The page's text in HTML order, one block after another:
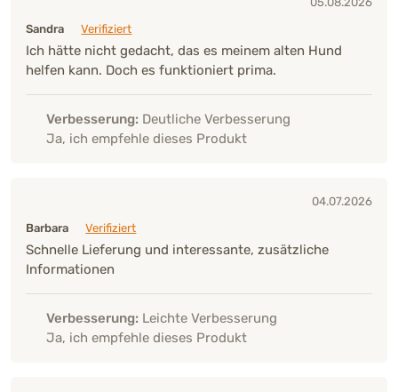
Sandra
Verifiziert
Ich hätte nicht gedacht, das es meinem alten Hund
helfen kann. Doch es funktioniert prima.
Verbesserung: Deutliche Verbesserung
Ja, ich empfehle dieses Produkt
04.07.2026
Barbara
Verifiziert
Schnelle Lieferung und interessante, zusätzliche
Informationen
Verbesserung: Leichte Verbesserung
Ja, ich empfehle dieses Produkt